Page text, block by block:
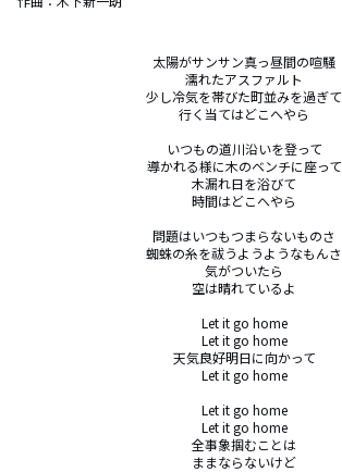
太陽がサンサン真っ昼間の喧騒
濡れたアスファルト
少し冷気を帯びた町並みを過ぎて
行く当てはどこへやら
いつもの道川沿いを登って
導かれる様に木のベンチに座って
木漏れ日を浴びて
時間はどこへやら
問題はいつもつまらないものさ
蜘蛛の糸を祓うようようなもんさ
気がついたら
空は晴れているよ
Let it go home
Let it go home
天気良好明日に向かって
Let it go home
Let it go home
Let it go home
全事象掴むことは
ままならないけど